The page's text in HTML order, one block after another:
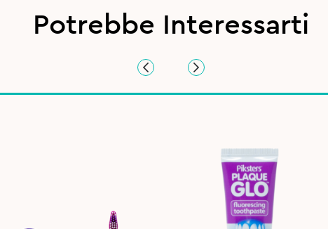
Potrebbe Interessarti